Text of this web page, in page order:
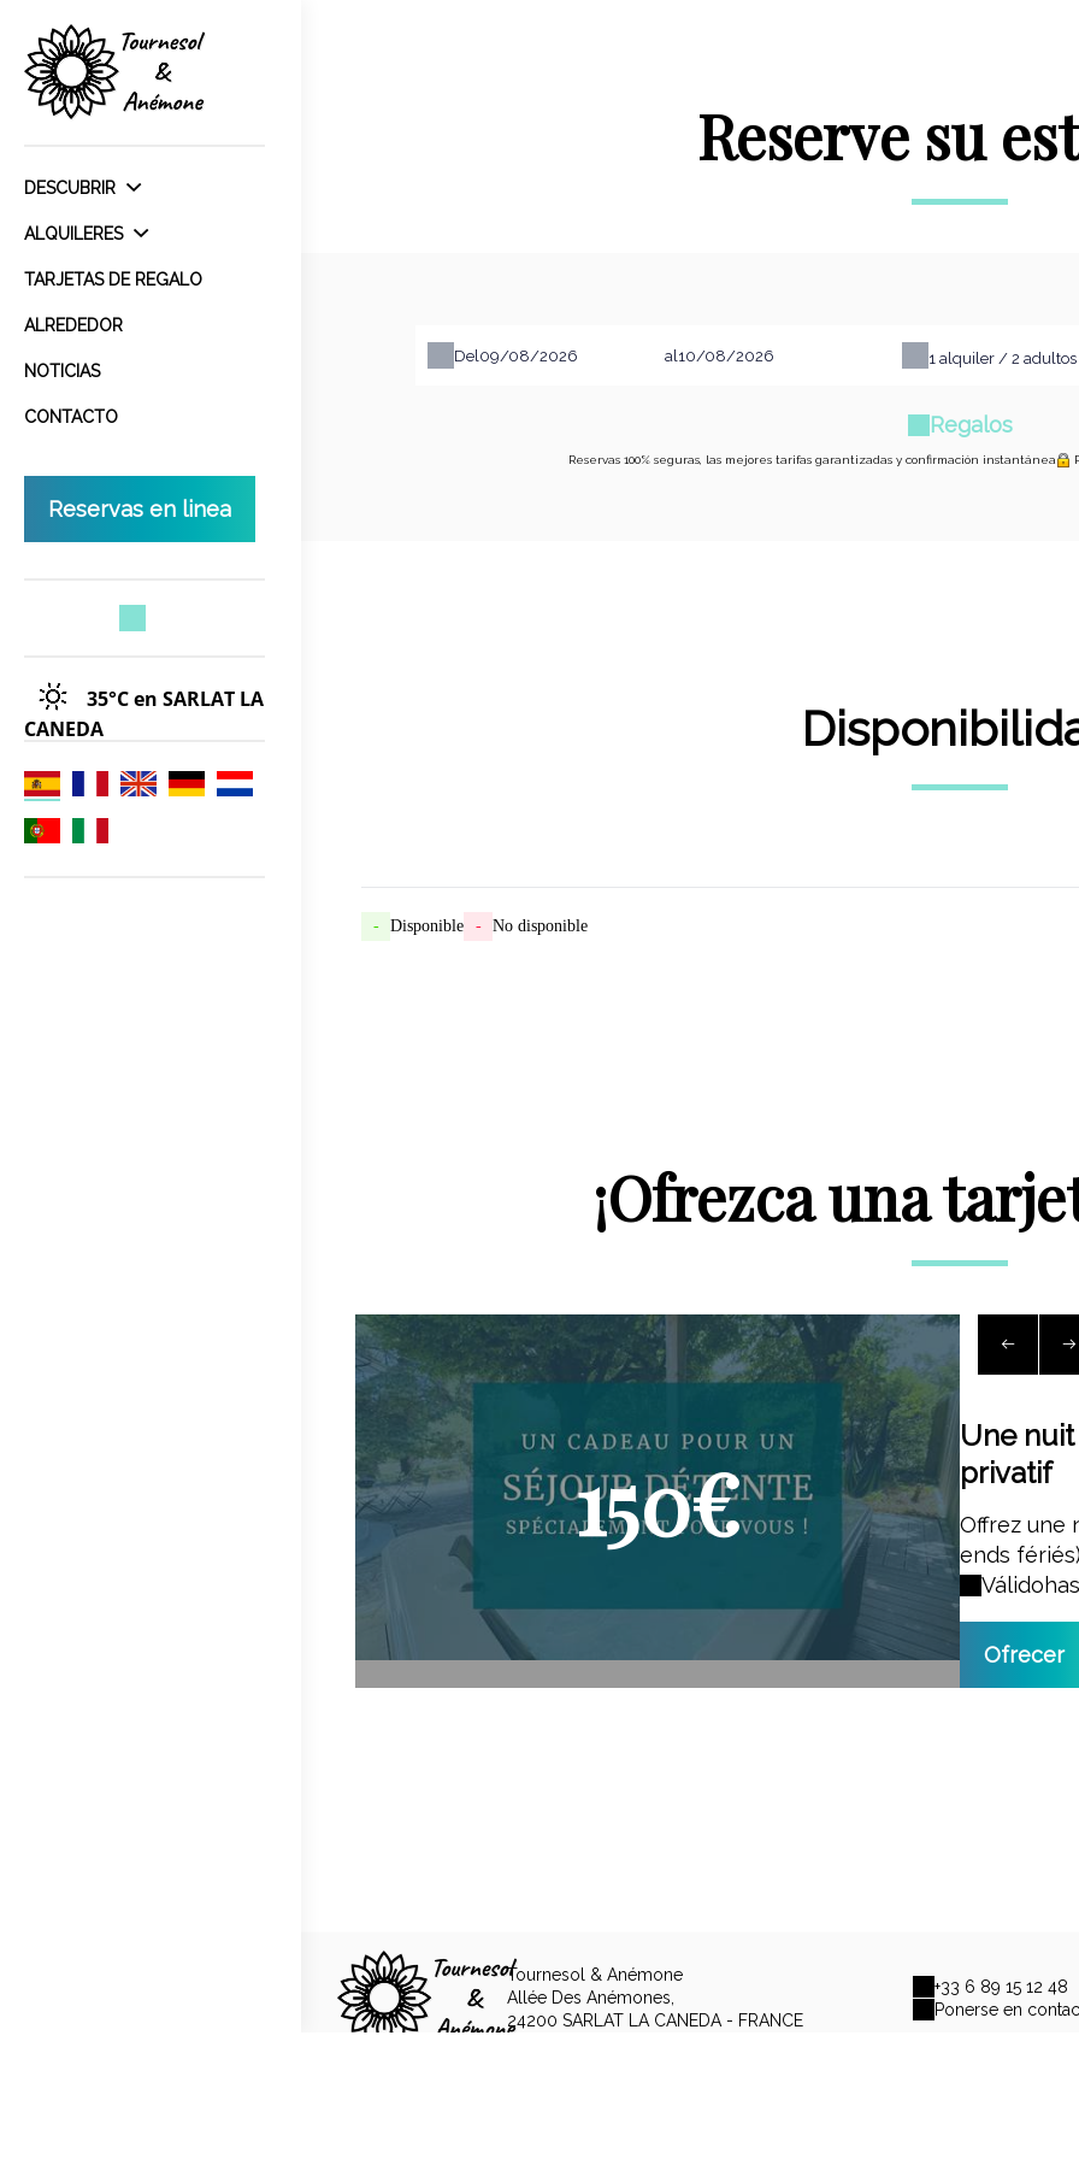
DESCUBRIR
ALQUILERES
TARJETAS DE REGALO
ALREDEDOR
NOTICIAS
CONTACTO
Reservas en linea
35°Cen SARLAT LA
CANEDA
Reserve su
Del al 1 alquiler / 2 adultos
Regalos
Reservas 100% seguras, las mejores tarifas garantizadas y confirmación instantánea
- Disponible - No disponible
¡Ofrezca una
150€
Une
privatif
Offrez une
ends
Válido
Ofrecer
Tournesol & Anémone
Allée Des Anémones,
24200 SARLAT LA CANEDA - FRANCE
+33 6 89 15 12 48
Ponerse en